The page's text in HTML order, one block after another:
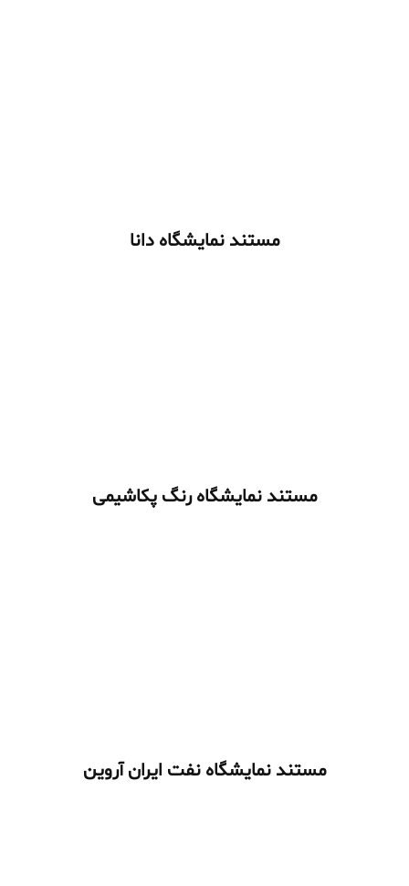
مستند نمایشگاه دانا
مستند نمایشگاه رنگ پکاشیمی
مستند نمایشگاه نفت ایران آروین